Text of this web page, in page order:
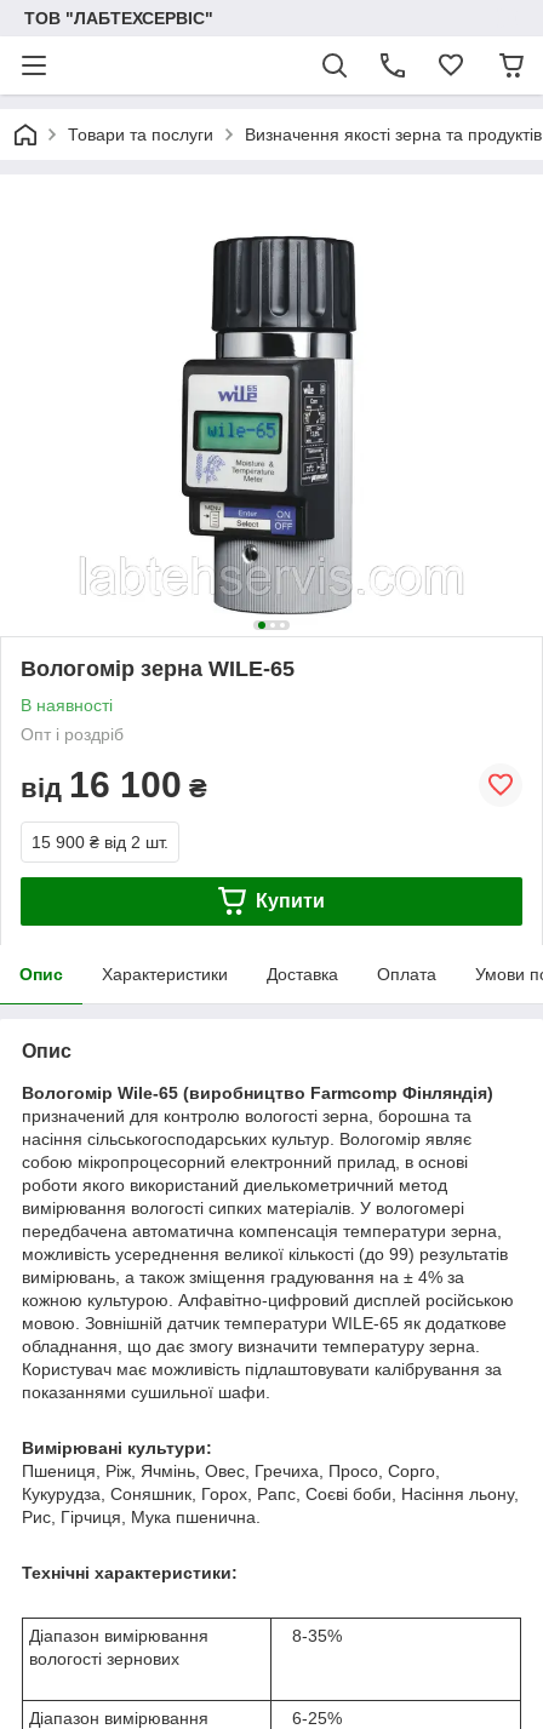
ТОВ "ЛАБТЕХСЕРВІС"
Товари та послуги Визначення якості зерна та
Вологомір зерна WILE-65
В наявності
Опт і роздріб
від 16 100 ₴
15 900 ₴ від 2 шт.
Купити
Опис Характеристики Доставка Оплата Умови
Опис
Вологомір Wile-65 (виробництво Farmcomp Фінляндія)
призначений для контролю вологості зерна, борошна та
насіння сільськогосподарських культур. Вологомір являє
собою мікропроцесорний електронний прилад, в основі
роботи якого використаний диелькометричний метод
вимірювання вологості сипких матеріалів. У вологомері
передбачена автоматична компенсація температури зерна,
можливість усереднення великої кількості (до 99) результатів
вимірювань, а також зміщення градуювання на ± 4% за
кожною культурою. Алфавітно-цифровий дисплей російською
мовою. Зовнішній датчик температури WILE-65 як додаткове
обладнання, що дає змогу визначити температуру зерна.
Користувач має можливість підлаштовувати калібрування за
показаннями сушильної шафи.
Вимірювані культури:
Пшениця, Ріж, Ячмінь, Овес, Гречиха, Просо, Сорго,
Кукурудза, Соняшник, Горох, Рапс, Соєві боби, Насіння льону,
Рис, Гірчиця, Мука пшенична.
Технічні характеристики:
Діапазон вимірювання
вологості зернових
8-35%
Діапазон вимірювання
6-25%